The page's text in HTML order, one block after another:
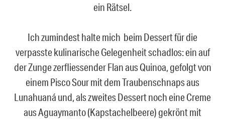
ein Rätsel.
Ich zumindest halte mich beim Dessert für die
verpasste kulinarische Gelegenheit schadlos: ein auf
der Zunge zerfliessender Flan aus Quinoa, gefolgt von
einem Pisco Sour mit dem Traubenschnaps aus
Lunahuaná und, als zweites Dessert noch eine Creme
aus Aguaymanto (Kapstachelbeere) gekrönt mit